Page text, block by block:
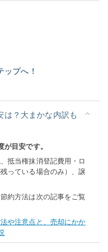
プへ！
は？大まかな内訳も
目安です。
抵当権抹消登記費用・ロ
っている場合のみ）、譲
約方法は次の記事をご覧
や注意点と、売却にかか